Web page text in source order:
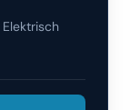
Elektrisch